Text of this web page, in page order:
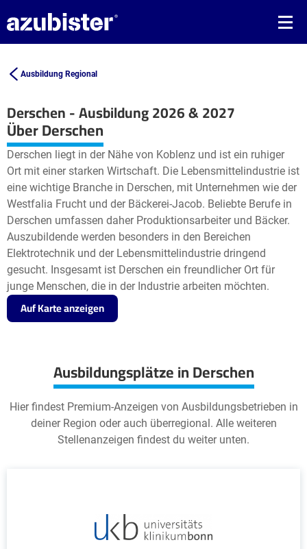
Ausbildung Regional
Derschen - Ausbildung 2026 & 2027
+
−
Leaflet | ©OpenStreetMap2
Über Derschen
Derschen liegt in der Nähe von Koblenz und ist ein ruhiger
Ort mit einer starken Wirtschaft. Die Lebensmittelindustrie ist
eine wichtige Branche in Derschen, mit Unternehmen wie der
Westfalia Frucht und der Bäckerei-Jacob. Beliebte Berufe in
Derschen umfassen daher Produktionsarbeiter und Bäcker.
Auszubildende werden besonders in den Bereichen
Elektrotechnik und der Lebensmittelindustrie dringend
gesucht. Insgesamt ist Derschen ein freundlicher Ort für
junge Menschen, die in der Industrie arbeiten möchten.
Auf Karte anzeigen
Ausbildungsplätze in Derschen
Hier findest Premium-Anzeigen von Ausbildungsbetrieben in
deiner Region oder auch überregional. Alle weiteren
Stellenanzeigen findest du weiter unten.